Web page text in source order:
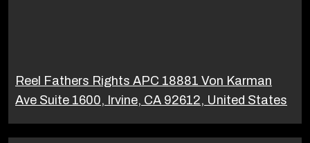
Reel Fathers Rights APC 18881 Von Karman
Ave Suite 1600, Irvine, CA 92612, United States